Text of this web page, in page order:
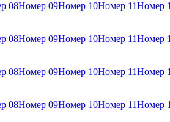
08Номер 09Номер 10Номер 11Номер
08Номер 09Номер 10Номер 11Номер
08Номер 09Номер 10Номер 11Номер
08Номер 09Номер 10Номер 11Номер